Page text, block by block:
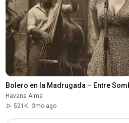
Bolero en la Madrugada – Entre
Havana Alma
521K
3mo ago